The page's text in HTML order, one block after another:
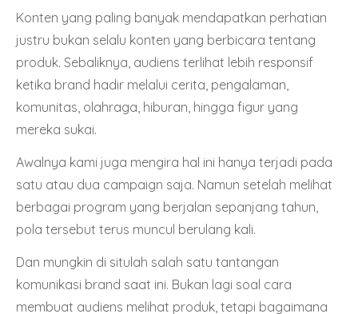
Konten yang paling banyak mendapatkan perhatian
justru bukan selalu konten yang berbicara tentang
produk. Sebaliknya, audiens terlihat lebih responsif
ketika brand hadir melalui cerita, pengalaman,
komunitas, olahraga, hiburan, hingga figur yang
mereka sukai.
Awalnya kami juga mengira hal ini hanya terjadi pada
satu atau dua campaign saja. Namun setelah melihat
berbagai program yang berjalan sepanjang tahun,
pola tersebut terus muncul berulang kali.
Dan mungkin di situlah salah satu tantangan
komunikasi brand saat ini. Bukan lagi soal cara
membuat audiens melihat produk, tetapi bagaimana